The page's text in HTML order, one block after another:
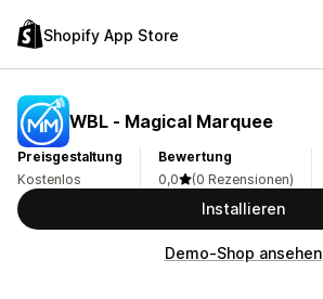
Shopify App Store
WBL ‑ Magical Marquee
Preisgestaltung
Kostenlos
Bewertung
0,0
(0 Rezensionen)
Installieren
Demo-Shop ansehen